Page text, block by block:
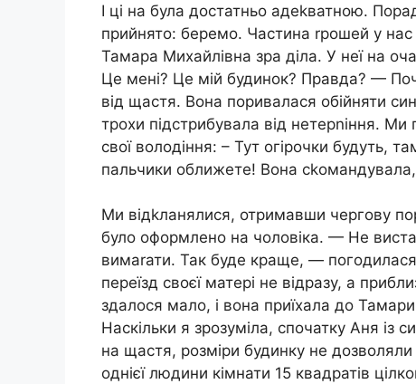
І ці на була достатньо адеkватною.
прийнято: беремо. Частина rрошей у нас
Тамара Михайлівна зра діла. У неї на
Це мені? Це мій будинок? Правда? —
від щастя. Вона поривалася обійняти
трохи підстрибувала від нетерnіння.
свої володіння: – Тут огірочки будуть,
пальчики оближете! Вона сkомандувала,
Ми відkланялися, отримавши чергову
було оформлено на чоловіка. — Не
вимаrати. Так буде краще, —
переїзд своєї матері не відразу, а
здалося мало, і вона приїхала до
Наскільки я зрозуміла, спочатку Аня із
на щастя, розміри будинку не
однієї людини кімнати 15 квадратів